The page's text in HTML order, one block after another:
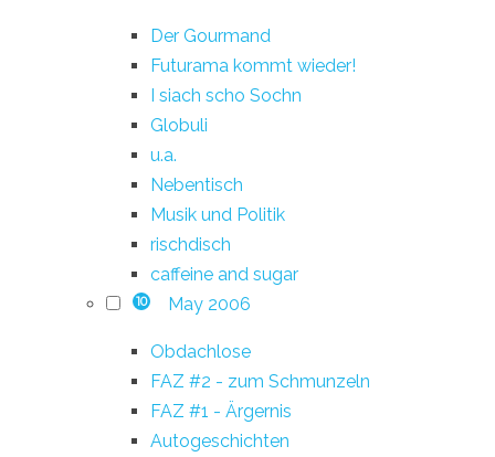
Der Gourmand
Futurama kommt wieder!
I siach scho Sochn
Globuli
u.a.
Nebentisch
Musik und Politik
rischdisch
caffeine and sugar
10 May 2006
Obdachlose
FAZ #2 - zum Schmunzeln
FAZ #1 - Ärgernis
Autogeschichten